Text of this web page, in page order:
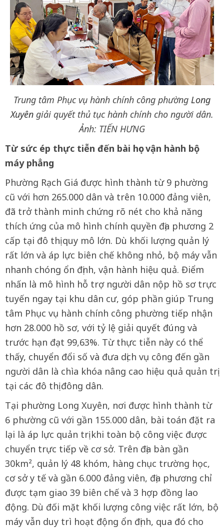
Trung tâm Phục vụ hành chính công phường Long
Xuyên giải quyết thủ tục hành chính cho người dân.
Ảnh: TIẾN HƯNG
Từ sức ép thực tiễn đến bài học vận hành bộ
máy phẳng
Phường Rạch Giá được hình thành từ 9 phường
cũ với hơn 265.000 dân và trên 10.000 đảng viên,
đã trở thành minh chứng rõ nét cho khả năng
thích ứng của mô hình chính quyền địa phương 2
cấp tại đô thị quy mô lớn. Dù khối lượng quản lý
rất lớn và áp lực biên chế không nhỏ, bộ máy vẫn
nhanh chóng ổn định, vận hành hiệu quả. Điểm
nhấn là mô hình hỗ trợ người dân nộp hồ sơ trực
tuyến ngay tại khu dân cư, góp phần giúp Trung
tâm Phục vụ hành chính công phường tiếp nhận
hơn 28.000 hồ sơ, với tỷ lệ giải quyết đúng và
trước hạn đạt 99,63%. Từ thực tiễn này có thể
thấy, chuyển đổi số và đưa dịch vụ công đến gần
người dân là chìa khóa nâng cao hiệu quả quản trị
tại các đô thị đông dân.
Tại phường Long Xuyên, nơi được hình thành từ
6 phường cũ với gần 155.000 dân, bài toán đặt ra
lại là áp lực quản trị khi toàn bộ công việc được
chuyển trực tiếp về cơ sở. Trên địa bàn gần
30km², quản lý 48 khóm, hàng chục trường học,
cơ sở y tế và gần 6.000 đảng viên, địa phương chỉ
được tạm giao 39 biên chế và 3 hợp đồng lao
động. Dù đối mặt khối lượng công việc rất lớn, bộ
máy vẫn duy trì hoạt động ổn định, qua đó cho